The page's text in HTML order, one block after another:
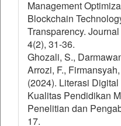
Management
Blockchain
Transparency.
4(2), 31-36.
Ghozali, S.,
Arrozi, F.,
(2024). Literasi
Kualitas Pendidikan
Penelitian dan
17.